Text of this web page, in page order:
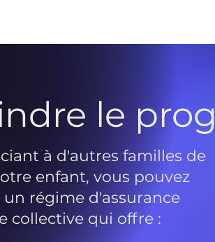
le
à d'autres familles de
enfant, vous pouvez
un régime d'assurance
collective qui offre :